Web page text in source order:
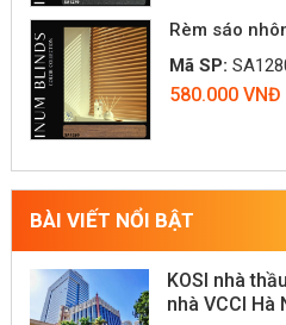
Rèm sáo
Mã SP:
580.000 VNĐ
BÀI VIẾT NỔI BẬT
KOSI nhà
nhà VCCI Hà